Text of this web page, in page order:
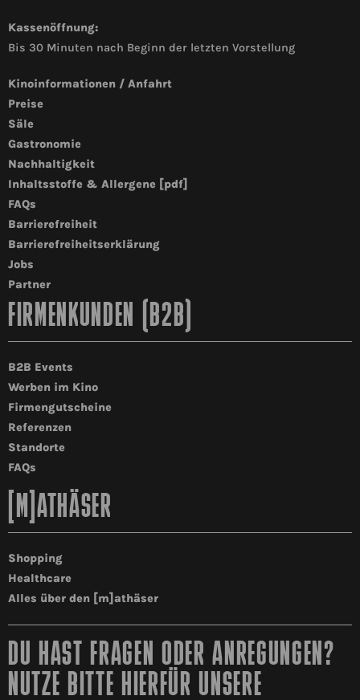
Kassenöffnung:
Bis 30 Minuten nach Beginn der letzten Vorstellung
Kinoinformationen / Anfahrt
Preise
Säle
Gastronomie
Nachhaltigkeit
Inhaltsstoffe & Allergene [pdf]
FAQs
Barrierefreiheit
Barrierefreiheitserklärung
Jobs
Partner
FIRMENKUNDEN (B2B)
B2B Events
Werben im Kino
Firmengutscheine
Referenzen
Standorte
FAQs
[M]ATHÄSER
Shopping
Healthcare
Alles über den [m]athäser
DU HAST FRAGEN ODER ANREGUNGEN?
NUTZE BITTE HIERFÜR UNSERE